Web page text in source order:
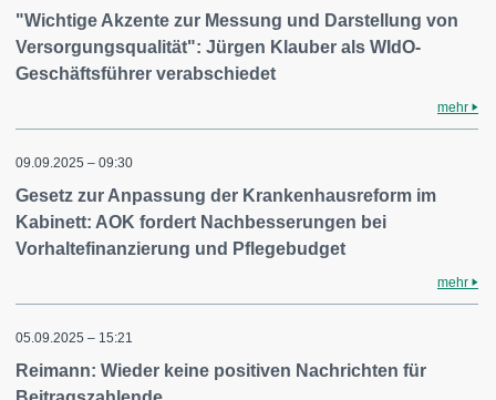
"Wichtige Akzente zur Messung und Darstellung von
Versorgungsqualität": Jürgen Klauber als WIdO-
Geschäftsführer verabschiedet
mehr
09.09.2025 – 09:30
Gesetz zur Anpassung der Krankenhausreform im
Kabinett: AOK fordert Nachbesserungen bei
Vorhaltefinanzierung und Pflegebudget
mehr
05.09.2025 – 15:21
Reimann: Wieder keine positiven Nachrichten für